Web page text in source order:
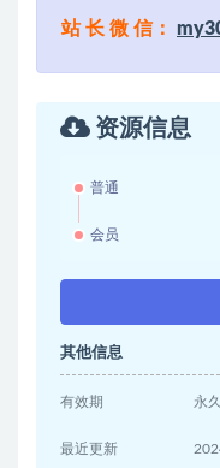
站 长 微 信：
资源信息
普通
会员
其他信息
有效期 永
最近更新